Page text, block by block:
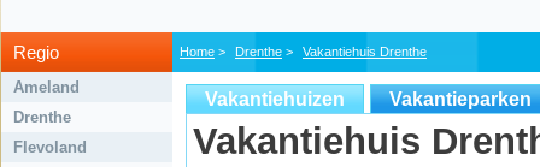
Regio
Ameland
Drenthe
Flevoland
Home > Drenthe > Vakantiehuis Drenthe
Vakantiehuizen Vakantieparken
Vakantiehuis